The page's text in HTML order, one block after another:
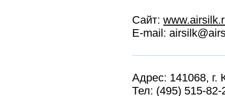
Сайт:
E-mail:
Адрес: 141068, г.
Тел: (495) 515-